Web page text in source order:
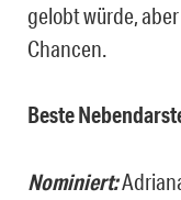
gelobt würde,
Chancen.
Beste
Nominiert: